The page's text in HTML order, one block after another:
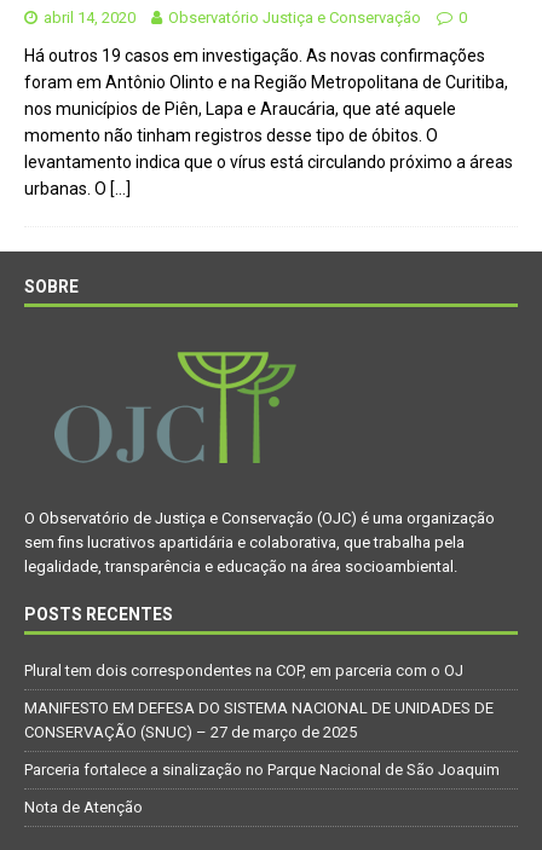
abril 14, 2020 Observatório Justiça e Conservação 0
Há outros 19 casos em investigação. As novas confirmações
foram em Antônio Olinto e na Região Metropolitana de Curitiba,
nos municípios de Piên, Lapa e Araucária, que até aquele
momento não tinham registros desse tipo de óbitos. O
levantamento indica que o vírus está circulando próximo a áreas
urbanas. O […]
SOBRE
O Observatório de Justiça e Conservação (OJC) é uma organização
sem fins lucrativos apartidária e colaborativa, que trabalha pela
legalidade, transparência e educação na área socioambiental.
POSTS RECENTES
Plural tem dois correspondentes na COP, em parceria com o OJ
MANIFESTO EM DEFESA DO SISTEMA NACIONAL DE UNIDADES DE
CONSERVAÇÃO (SNUC) – 27 de março de 2025
Parceria fortalece a sinalização no Parque Nacional de São Joaquim
Nota de Atenção